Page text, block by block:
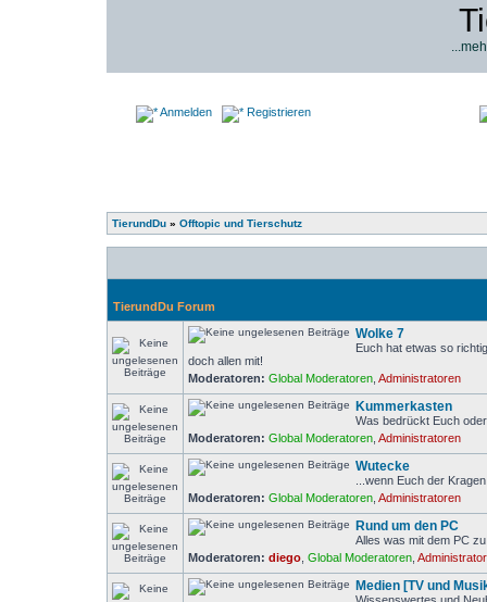
Anmelden Registrieren
TierundDu » Offtopic und Tierschutz
TierundDu Forum
Wolke 7
Euch hat etwas so
doch allen mit!
Moderatoren: Global Moderatoren Administratoren
Kummerkasten
Was bedrückt Euch
Moderatoren: Global Moderatoren Administratoren
Wutecke
...wenn Euch der
Moderatoren: Global Moderatoren Administratoren
Rund um den PC
Alles was mit dem PC
Moderatoren: diego Global Moderatoren
Medien [TV und